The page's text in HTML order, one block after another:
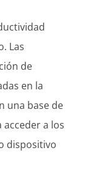
Las
de
en la
una base de
acceder a los
dispositivo